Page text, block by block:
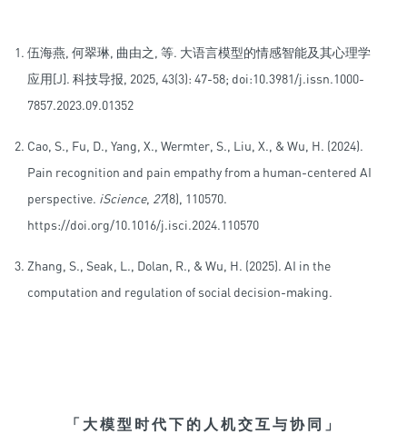
伍海燕, 何翠琳, 曲由之, 等. 大语言模型的情感智能及其心理学
应用[J]. 科技导报, 2025, 43(3): 47-58; doi:10.3981/j.issn.1000-
7857.2023.09.01352
Cao, S., Fu, D., Yang, X., Wermter, S., Liu, X., & Wu, H. (2024).
Pain recognition and pain empathy from a human-centered AI
perspective. iScience, 27(8), 110570.
https://doi.org/10.1016/j.isci.2024.110570
Zhang, S., Seak, L., Dolan, R., & Wu, H. (2025). AI in the
computation and regulation of social decision-making.
「大模型时代下的人机交互与协同」